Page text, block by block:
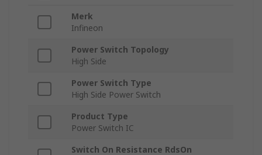
Merk
Infineon
Power Switch Topology
High Side
Power Switch Type
High Side Power Switch
Product Type
Power Switch IC
Switch On Resistance RdsOn